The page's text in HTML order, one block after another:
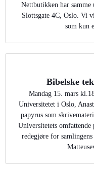
Nettbutikken har
Slottsgate 4C, Oslo. Vi
som kun
Bibelske
Mandag 15. mars
Universitetet i Oslo,
papyrus som
Universitetets
redegjøre for